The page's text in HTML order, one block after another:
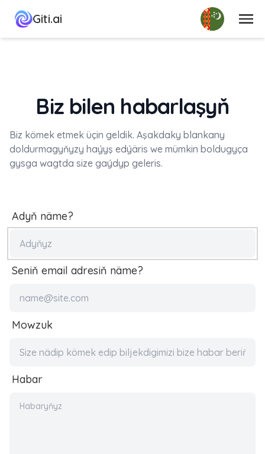
Giti.ai Menýu
Biz bilen habarlaşyň
Biz kömek etmek üçin geldik. Aşakdaky blankany
doldurmagyňyzy haýyş edýäris we mümkin boldugyça
gysga wagtda size gaýdyp geleris.
Adyň näme?
Seniň email adresiň näme?
Mowzuk
Habar